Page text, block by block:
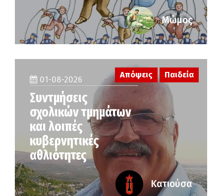
Μώμος
01-08-2026
Συντμήσεις
σχολικών τμημάτων
και λοιπές
κυβερνητικές
αθλιότητες
Απόψεις Παιδεία
Κατιούσα